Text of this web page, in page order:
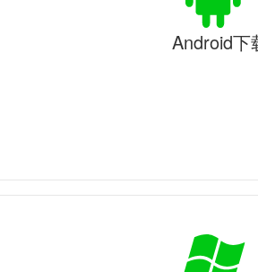
Android下